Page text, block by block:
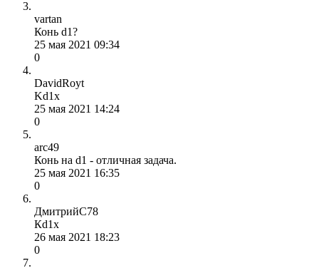
vartan
Конь d1?
25 мая 2021 09:34
0
DavidRoyt
Kd1x
25 мая 2021 14:24
0
arc49
Конь на d1 - отличная задача.
25 мая 2021 16:35
0
ДмитрийС78
Кd1x
26 мая 2021 18:23
0